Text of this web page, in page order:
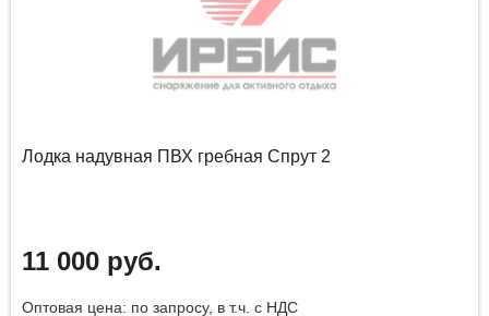
Лодка надувная ПВХ гребная Спрут 2
11 000 руб.
Оптовая цена: по запросу, в т.ч. с НДС